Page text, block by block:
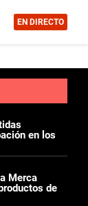
EN DIRECTO
en los
Merca
de